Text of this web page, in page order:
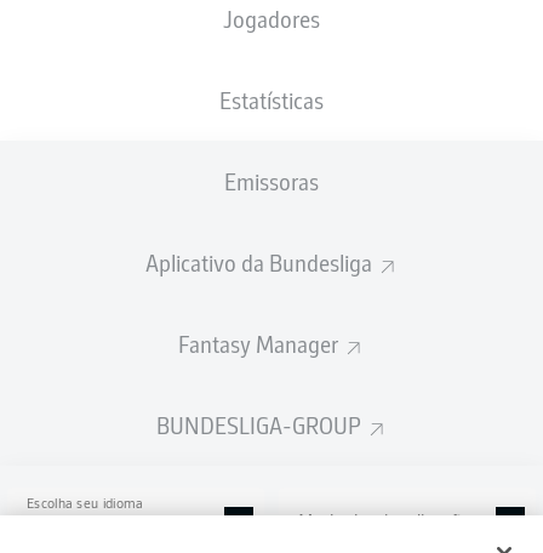
Jogadores
Estatísticas
Emissoras
Aplicativo da Bundesliga
Fantasy Manager
BUNDESLIGA-GROUP
Escolha seu idioma
Publicidade